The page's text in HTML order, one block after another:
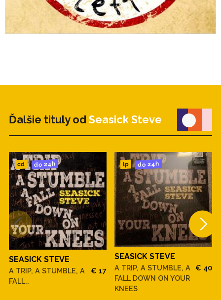
Ďalšie tituly od Seasick Steve
cd do 24h
SEASICK STEVE
A TRIP, A STUMBLE, A
FALL..
€ 17
lp do 24h
SEASICK STEVE
A TRIP, A STUMBLE, A
FALL DOWN ON YOUR
KNEES
€ 40